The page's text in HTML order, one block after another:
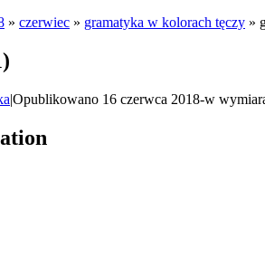
» czerwiec » gramatyka w kolorach tęczy »
|Opublikowano 16 czerwca 2018-w